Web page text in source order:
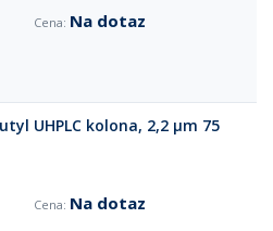
Na dotaz
UHPLC kolona, 2,2 µm 75
Na dotaz